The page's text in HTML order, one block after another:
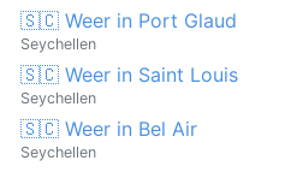
🇸🇨 Weer in Port Glaud
Seychellen
🇸🇨 Weer in Saint Louis
Seychellen
🇸🇨 Weer in Bel Air
Seychellen